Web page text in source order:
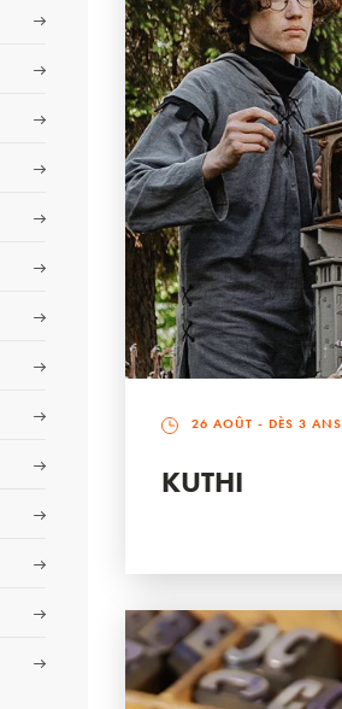
26 AOÛT - DÈS 3 ANS
KUTHI